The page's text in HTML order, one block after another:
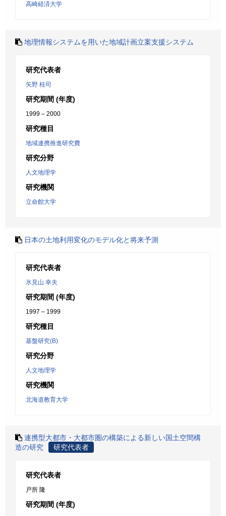
高崎経済大学
地理情報システムを用いた地域計画立案支援システム
研究代表者
矢野 桂司
研究期間 (年度)
1999 – 2000
研究種目
地域連携推進研究費
研究分野
人文地理学
研究機関
立命館大学
日本の土地利用変化のモデル化と将来予測
研究代表者
氷見山 幸夫
研究期間 (年度)
1997 – 1999
研究種目
基盤研究(B)
研究分野
人文地理学
研究機関
北海道教育大学
連携型大都市・大都市圏の構築による新しい国土空間構
造の研究
研究代表者
研究代表者
戸所 隆
研究期間 (年度)